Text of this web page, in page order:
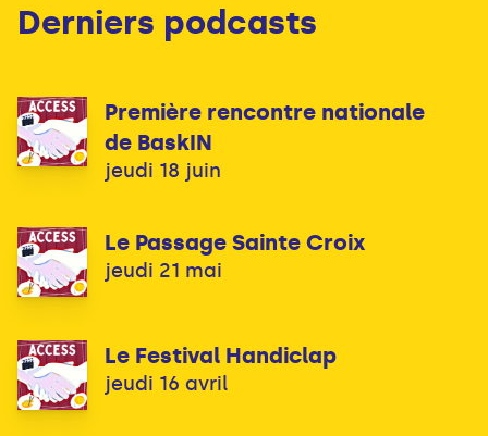
Derniers podcasts
Première rencontre nationale
de BaskIN
jeudi 18 juin
Le Passage Sainte Croix
jeudi 21 mai
Le Festival Handiclap
jeudi 16 avril